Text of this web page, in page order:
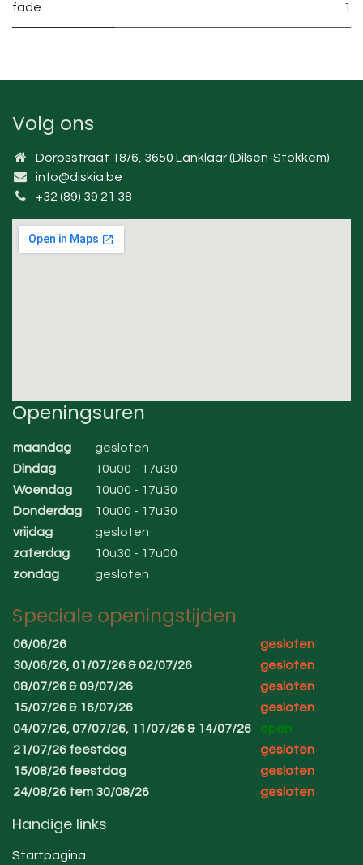
fade 1
Volg ons
Dorpsstraat 18/6, 3650 Lanklaar (Dilsen-Stokkem)
info@diskia.be
+32 (89) 39 21 38
Openingsuren
maandag
gesloten
Dindag
10u00 - 17u30
Woendag
10u00 - 17u30
Donderdag
10u00 - 17u30
vrijdag
gesloten
zaterdag
10u30 - 17u00
zondag
gesloten
Speciale openingstijden
06/06/26
gesloten
30/06/26, 01/07/26 & 02/07/26
gesloten
08/07/26 & 09/07/26
gesloten
15/07/26 & 16/07/26
gesloten
04/07/26, 07/07/26, 11/07/26 & 14/07/26
open
21/07/26 feestdag
gesloten
15/08/26 feestdag
gesloten
24/08/26 tem 30/08/26
gesloten
Handige links
Startpagina